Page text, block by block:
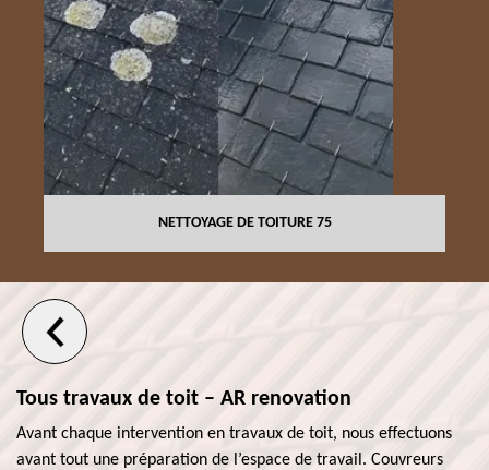
NETTOYAGE DE TOITURE 75
Tous travaux de toit – AR renovation
Avant chaque intervention en travaux de toit, nous effectuons
avant tout une préparation de l’espace de travail. Couvreurs